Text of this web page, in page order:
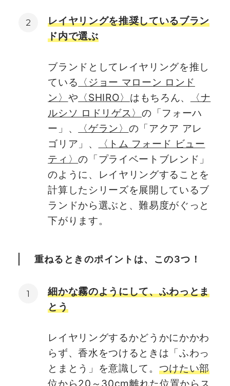
レイヤリングを推奨しているブラン
ド内で選ぶ
ブランドとしてレイヤリングを推し
ている 〈ジョー マローン ロンド
ン〉 や 〈SHIRO〉 はもちろん、
〈ナ
ルシソ ロドリゲス〉 の「フォーハ
ー」、
〈ゲラン〉 の「アクア アレ
ゴリア」、
〈トム フォード ビュー
ティ〉の「プライベートブレンド」
のように、レイヤリングすることを
計算したシリーズを展開しているブ
ランドから選ぶと、難易度がぐっと
下がります。
重ねるときのポイントは、この3つ！
細かな霧のようにして、ふわっとま
とう
レイヤリングするかどうかにかかわ
らず、香水をつけるときは「ふわっ
とまとう」を意識して。 つけたい部